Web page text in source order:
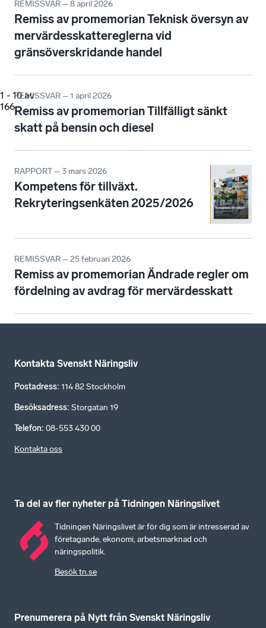
1 - 10 av
166
REMISSVAR – 8 april 2026
Remiss av promemorian Teknisk översyn av
mervärdesskattereglerna vid
gränsöverskridande handel
REMISSVAR – 1 april 2026
Remiss av promemorian Tillfälligt sänkt
skatt på bensin och diesel
RAPPORT – 3 mars 2026
Kompetens för tillväxt.
Rekryteringsenkäten 2025/2026
REMISSVAR – 25 februari 2026
Remiss av promemorian Ändrade regler om
fördelning av avdrag för mervärdesskatt
Kontakta Svenskt Näringsliv
Postadress: 114 82 Stockholm
Besöksadress: Storgatan 19
Telefon: 08-553 430 00
Kontakta oss
Ta del av fler nyheter på Tidningen Näringslivet
Tidningen Näringslivet är för dig som är intresserad av
företagande, ekonomi, arbetsmarknad och
näringspolitik.
Besök tn.se
Prenumerera på Nytt från Svenskt Näringsliv